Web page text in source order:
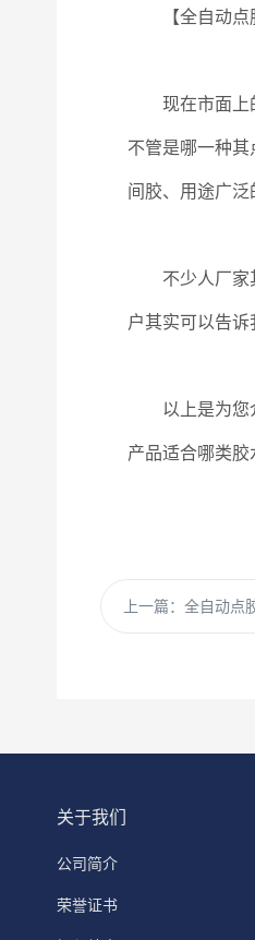
【全自动点胶
现在市面上的
不管是哪一种
间胶、用途广泛
不少人厂家其
户其实可以告
以上是为您介
产品适合哪类胶
上一篇： 全自动点
关于我们
公司简介
荣誉证书